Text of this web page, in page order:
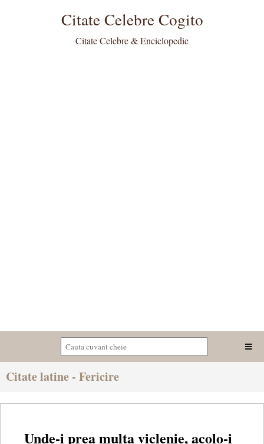
Citate Celebre Cogito
Citate Celebre & Enciclopedie
Citate latine - Fericire
Unde-i prea multa viclenie, acolo-i